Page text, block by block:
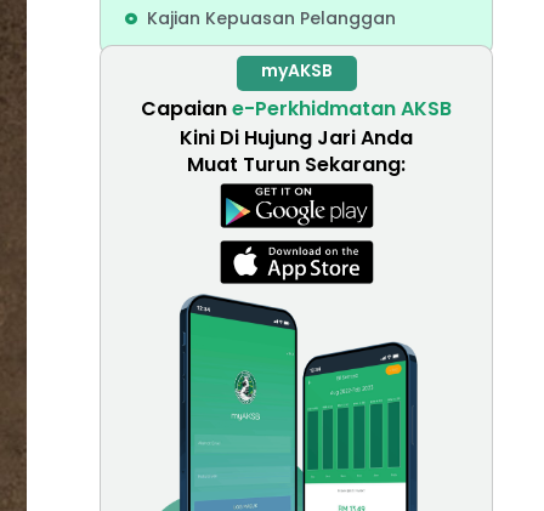
Kajian Kepuasan Pelanggan
myAKSB
Capaiane-Perkhidmatan AKSB
Kini Di Hujung Jari Anda
Muat Turun Sekarang: